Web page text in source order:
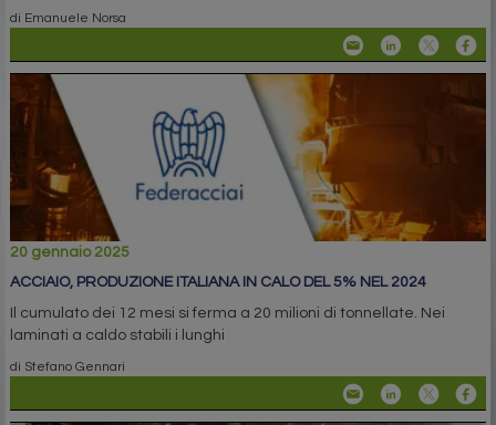
di Emanuele Norsa
20 gennaio 2025
ACCIAIO, PRODUZIONE ITALIANA IN CALO DEL 5% NEL 2024
Il cumulato dei 12 mesi si ferma a 20 milioni di tonnellate. Nei
laminati a caldo stabili i lunghi
di Stefano Gennari